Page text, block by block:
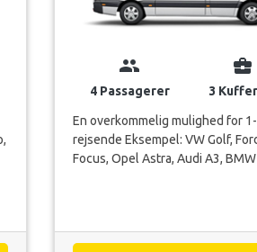
4 Passagerer 3
rejsende Eksempel: VW Golf, Ford
Focus, Opel Astra, Audi A3, BMW